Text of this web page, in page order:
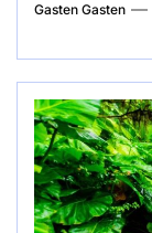
Gasten Gasten